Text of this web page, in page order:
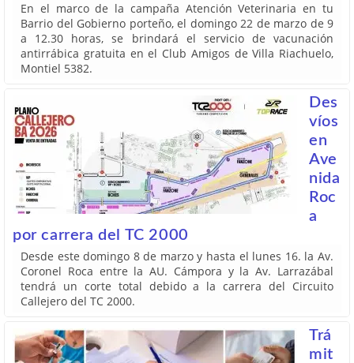
En el marco de la campaña Atención Veterinaria en tu
Barrio del Gobierno porteño, el domingo 22 de marzo de 9
a 12.30 horas, se brindará el servicio de vacunación
antirrábica gratuita en el Club Amigos de Villa Riachuelo,
Montiel 5382.
Des
víos
en
Ave
nida
Roc
a
por carrera del TC 2000
Desde este domingo 8 de marzo y hasta el lunes 16. la Av.
Coronel Roca entre la AU. Cámpora y la Av. Larrazábal
tendrá un corte total debido a la carrera del Circuito
Callejero del TC 2000.
Trá
mit